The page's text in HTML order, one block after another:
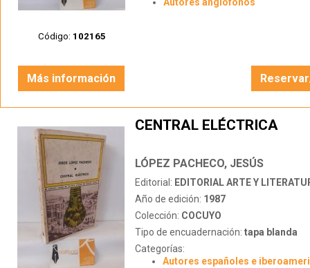
Código: 102165
Autores anglófonos
Más información
CENTRAL ELÉCTRICA
LÓPEZ PACHECO, JESÚS
Editorial: EDITORIAL ARTE Y
Año de edición: 1987
Colección: COCUYO
Tipo de encuadernación: tapa blanda
Categorías:
Autores españoles e